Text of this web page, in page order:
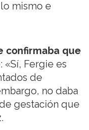
mismo e
confirmaba que
«Sí, Fergie es
de
no daba
gestación que